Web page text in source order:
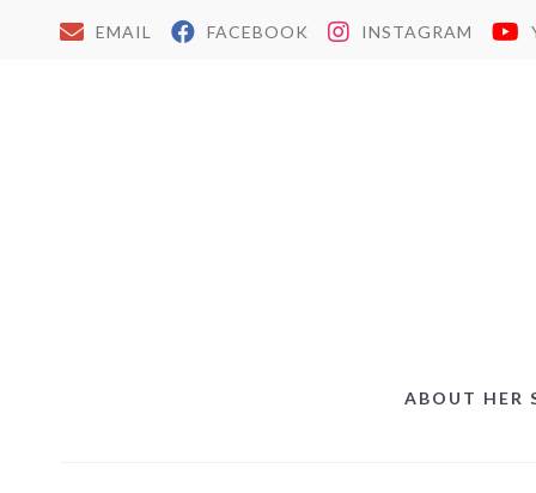
EMAIL FACEBOOK INSTAGRAM
ABOUT HER